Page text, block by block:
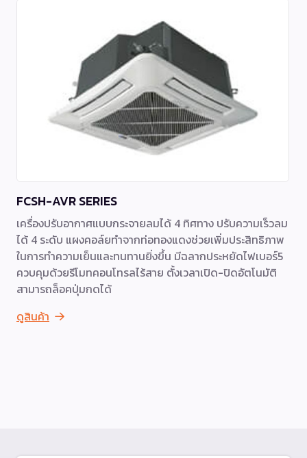
FCSH-AVR SERIES
เครื่องปรับอากาศแบบกระจายลมได้ 4 ทิศทาง ปรับความเร็วลม
ได้ 4 ระดับ แผงคอล์ยทำจากท่อทองแดงช่วยเพิ่มประสิทธิภาพ
ในการทำความเย็นและทนทานยิ่งขึ้น มีฉลากประหยัดไฟเบอร์5
ควบคุมด้วยรีโมทคอนโทรลไร้สาย ตั้งเวลาเปิด-ปิดอัตโนมัติ
สามารถล็อคปุ่มกดได้
ดูสินค้า